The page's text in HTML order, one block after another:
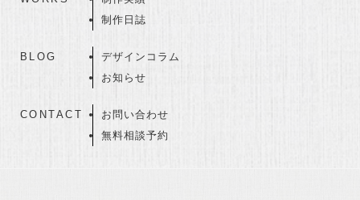
制作日誌
BLOG
デザインコラム
お知らせ
CONTACT
お問い合わせ
無料相談予約